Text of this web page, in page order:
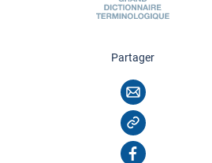
Partagercette page
Courriel
Copier l'adresse
Facebook